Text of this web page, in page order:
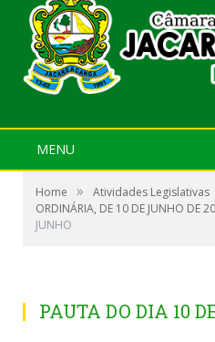
MENU
Home » Atividades Legislativas
ORDINÁRIA, DE 10 DE JUNHO DE
JUNHO
PAUTA DO DIA 10